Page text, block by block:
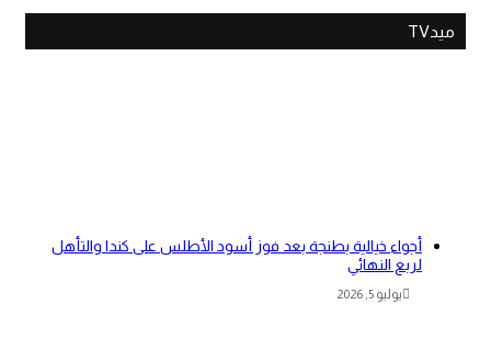
ميدTV
أجواء خيالية بطنجة بعد فوز أسود الأطلس على كندا والتأهل
لربع النهائي
يوليو 5, 2026